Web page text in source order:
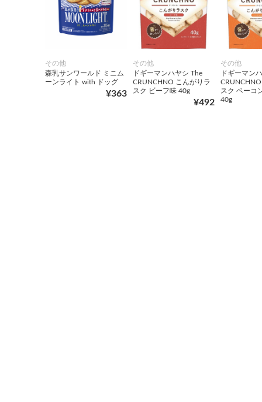
その他
森乳サンワールド ミニム
ーンライト with ドッグ
¥363
その他
ドギーマンハヤシ The
CRUNCHNO こんがりラ
スク ビーフ味 40g
¥492
その他
ドギーマン
スク ベーコ
40g